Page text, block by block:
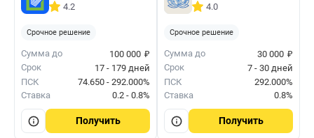
4.2
Срочное решение
Сумма до 100 000 ₽
Срок
17 - 179 дней
ПСК
74.650 - 292.000%
Ставка
0.2 - 0.8%
Получить
4.0
Срочное решение
Сумма до 30 000 ₽
Срок
7 - 30 дней
ПСК
292.000%
Ставка
0.8%
Получить